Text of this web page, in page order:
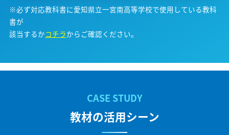
※必ず対応教科書に愛知県立一宮南高等学校で使用している教科
書が
該当するかコチラからご確認ください。
教材の活用シーン